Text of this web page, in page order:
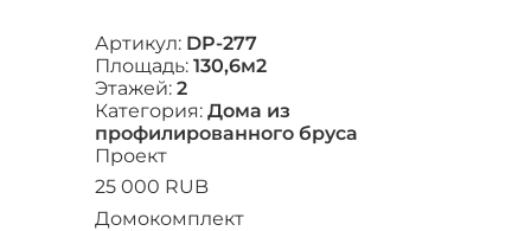
Артикул: DP-277
Площадь: 130,6м2
Этажей: 2
Категория: Дома из
профилированного бруса
Проект
25 000 RUB
Домокомплект